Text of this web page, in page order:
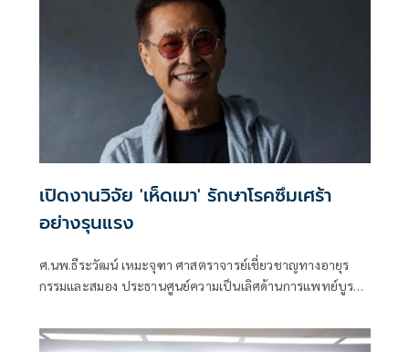
เปิดงานวิจัย 'เห็ดเมา' รักษาโรคซึมเศร้า
อย่างรุนแรง
ศ.นพ.ธีระวัฒน์ เหมะจุฑา ศาสตราจารย์เชี่ยวชาญทางอายุร
กรรมและสมอง ประธานศูนย์ความเป็นเลิศด้านการแพทย์บูรณ
ซบุ๊กเรื่อง สถานะของเห็ดเมา